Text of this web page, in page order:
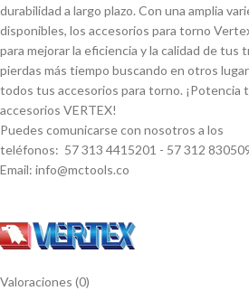
durabilidad a largo plazo. Con una amplia
disponibles, los accesorios para torno
para mejorar la eficiencia y la calidad de tus
pierdas más tiempo buscando en otros
todos tus accesorios para torno. ¡Potencia
accesorios VERTEX!
Puedes comunicarse con nosotros a los
teléfonos: 57 313 4415201 - 57 312
Email: info@mctools.co
Valoraciones (0)